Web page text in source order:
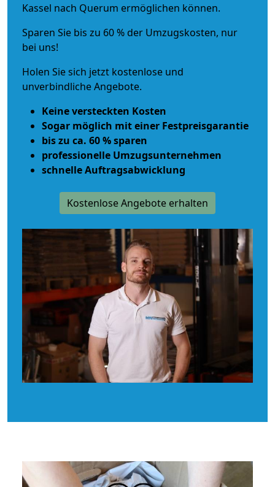
Kassel nach Querum ermöglichen können.
Sparen Sie bis zu 60 % der Umzugskosten, nur
bei uns!
Holen Sie sich jetzt kostenlose und
unverbindliche Angebote.
Keine versteckten Kosten
Sogar möglich mit einer Festpreisgarantie
bis zu ca. 60 % sparen
professionelle Umzugsunternehmen
schnelle Auftragsabwicklung
Kostenlose Angebote erhalten